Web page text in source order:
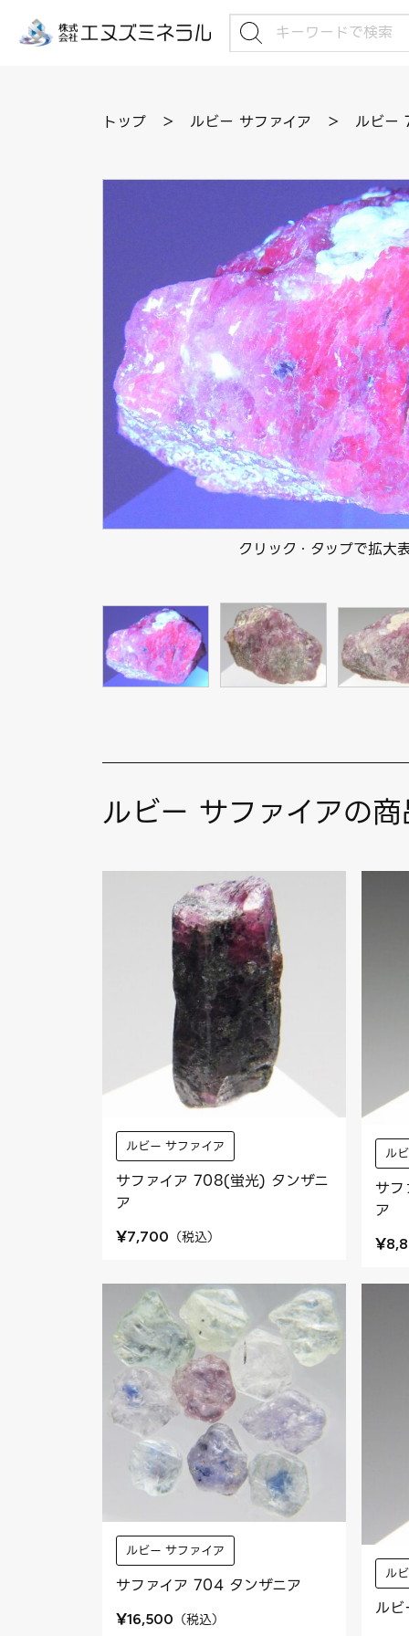
トップ ＞ ルビー サファイア ＞ ルビー
クリック・タップで拡大
ルビー サファイアの
ルビー サファイア
サファイア 708(蛍光) タンザニ
ア
¥7,700 （税込）
ル
サ
ア
¥
ルビー サファイア
サファイア 704 タンザニア
¥16,500 （税込）
ル
ル